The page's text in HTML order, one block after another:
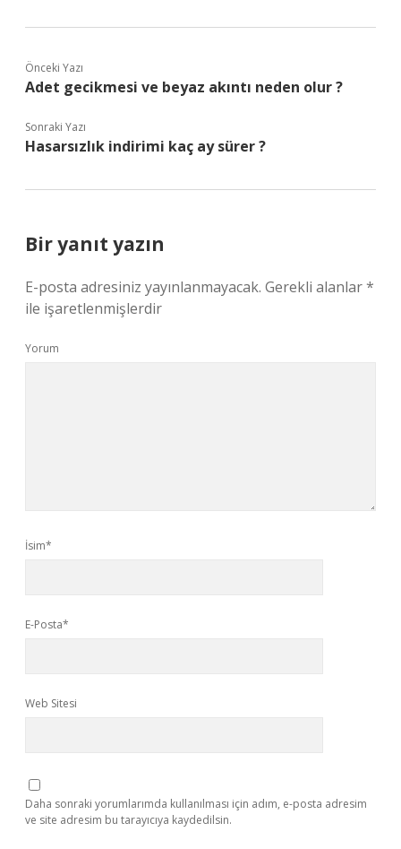
Önceki Yazı
Adet gecikmesi ve beyaz akıntı neden olur ?
Sonraki Yazı
Hasarsızlık indirimi kaç ay sürer ?
Bir yanıt yazın
E-posta adresiniz yayınlanmayacak. Gerekli alanlar*
ile işaretlenmişlerdir
Yorum
İsim*
E-Posta*
Web Sitesi
Daha sonraki yorumlarımda kullanılması için adım, e-posta adresim
ve site adresim bu tarayıcıya kaydedilsin.